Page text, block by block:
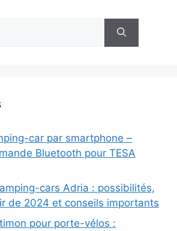
car par smartphone –
Bluetooth pour TESA
cars Adria : possibilités,
de 2024 et conseils importants
pour porte-vélos :